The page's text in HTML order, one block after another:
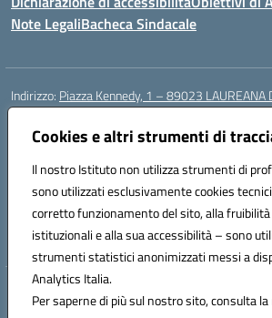
Cookies e altri strumenti di
Il nostro Istituto non utilizza strumenti di
sono utilizzati esclusivamente cookies
corretto funzionamento del sito, alla
istituzionali e alla sua accessibilità – sono
strumenti statistici anonimizzati messi a
Analytics Italia.
Per saperne di più sul nostro sito, consulta la
Note LegaliBacheca Sindacale
Indirizzo: Piazza Kennedy, 1 – 89023 LAUREANA
Centralino:
Posta elettronica certificata (PEC):
Codice fiscale: 82000940807
Codice meccanografico:RCIC84800T
Codice Indice delle Pubbliche Amministrazioni
Codice unico di fatturazione (CUF): UF3A7N
Hosting & Powered by 3D